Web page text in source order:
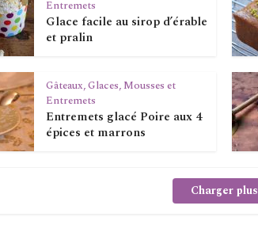
Entremets
Glace facile au sirop d’érable
et pralin
Gâteaux, Glaces, Mousses et
Entremets
Entremets glacé Poire aux 4
épices et marrons
Charger plus